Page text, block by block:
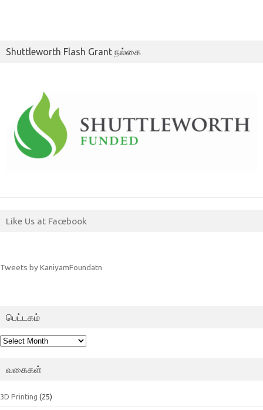
Shuttleworth Flash Grant நல்கை
Like Us at Facebook
Tweets by KaniyamFoundatn
பெட்டகம்
பெட்டகம்
வகைகள்
3D Printing (25)